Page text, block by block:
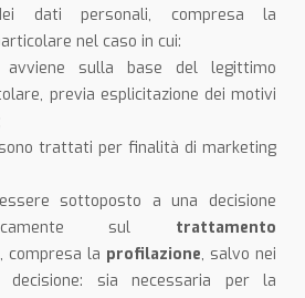
dati personali, compresa la
nel caso in cui:
sulla base del legittimo
previa esplicitazione dei motivi
trattati per finalità di marketing
sottoposto a una decisione
sul trattamento
, compresa la profilazione, salvo nei
sia necessaria per la